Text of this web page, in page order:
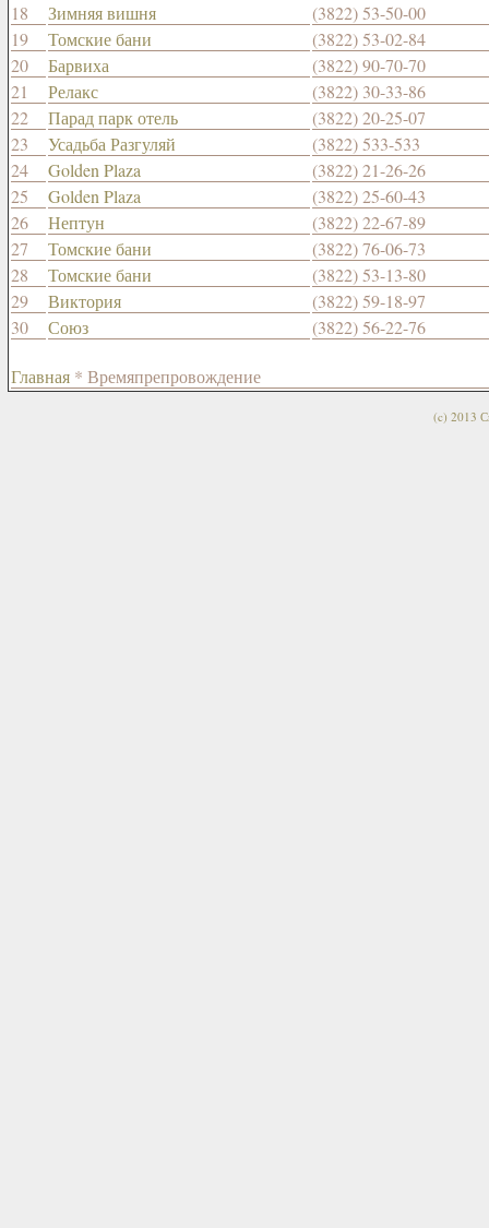
18
Зимняя вишня
(3822) 53-50-00
19
Томские бани
(3822) 53-02-84
20
Барвиха
(3822) 90-70-70
21
Релакс
(3822) 30-33-86
22
Парад парк отель
(3822) 20-25-07
23
Усадьба Разгуляй
(3822) 533-533
24
Golden Plaza
(3822) 21-26-26
25
Golden Plaza
(3822) 25-60-43
26
Нептун
(3822) 22-67-89
27
Томские бани
(3822) 76-06-73
28
Томские бани
(3822) 53-13-80
29
Виктория
(3822) 59-18-97
30
Союз (3822) 56-22-76
Главная * Времяпрепровождение
(c) 2013